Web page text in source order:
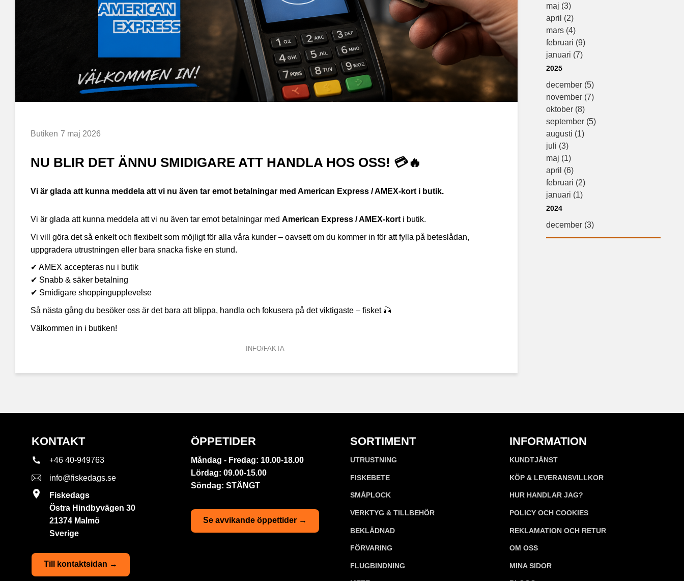
Butiken 7 maj 2026
NU BLIR DET ÄNNU SMIDIGARE ATT HANDLA HOS OSS! 💳🔥
​Vi är glada att kunna meddela att vi nu även tar emot betalningar med American Express / AMEX-kort i butik.
Vi är glada att kunna meddela att vi nu även tar emot betalningar med American Express / AMEX-kort i butik.
Vi vill göra det så enkelt och flexibelt som möjligt för alla våra kunder – oavsett om du kommer in för att fylla på beteslådan,
uppgradera utrustningen eller bara snacka fiske en stund.
✔ AMEX accepteras nu i butik
✔ Snabb & säker betalning
✔ Smidigare shoppingupplevelse
Så nästa gång du besöker oss är det bara att blippa, handla och fokusera på det viktigaste – fisket 🎣
Välkommen in i butiken!
INFO/FAKTA
maj (3)
april (2)
mars (4)
februari (9)
januari (7)
2025
december (5)
november (7)
oktober (8)
september (5)
augusti (1)
juli (3)
maj (1)
april (6)
februari (2)
januari (1)
2024
december (3)
KONTAKT
+46 40-949763
info@fiskedags.se
Fiskedags
Östra Hindbyvägen 30
21374 Malmö
Sverige
Till kontaktsidan →
ÖPPETIDER
Måndag - Fredag: 10.00-18.00
Lördag: 09.00-15.00
Söndag: STÄNGT
Se avvikande öppettider →
SORTIMENT
UTRUSTNING
FISKEBETE
SMÅPLOCK
VERKTYG & TILLBEHÖR
BEKLÄDNAD
FÖRVARING
FLUGBINDNING
INFORMATION
KUNDTJÄNST
KÖP & LEVERANSVILLKOR
HUR HANDLAR JAG?
POLICY OCH COOKIES
REKLAMATION OCH RETUR
OM OSS
MINA SIDOR